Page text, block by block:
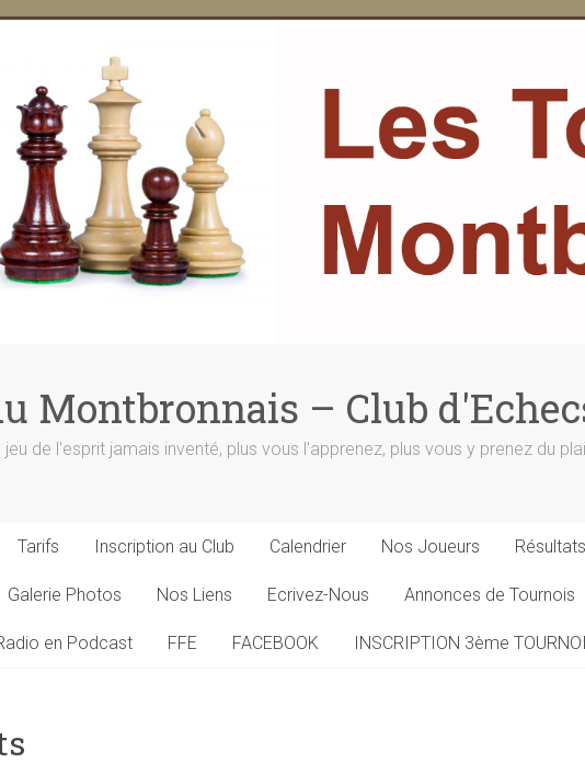
Montbronnais – Club
de l'esprit jamais inventé, plus vous l'apprenez, plus vous y prenez du
Tarifs Inscription au Club Calendrier Nos Joueurs Résultats
Galerie Photos Nos Liens Ecrivez-Nous Annonces de Tournois
en Podcast FFE FACEBOOK INSCRIPTION 3ème